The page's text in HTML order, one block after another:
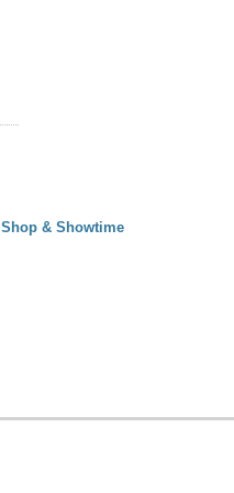
Shop & Showtime